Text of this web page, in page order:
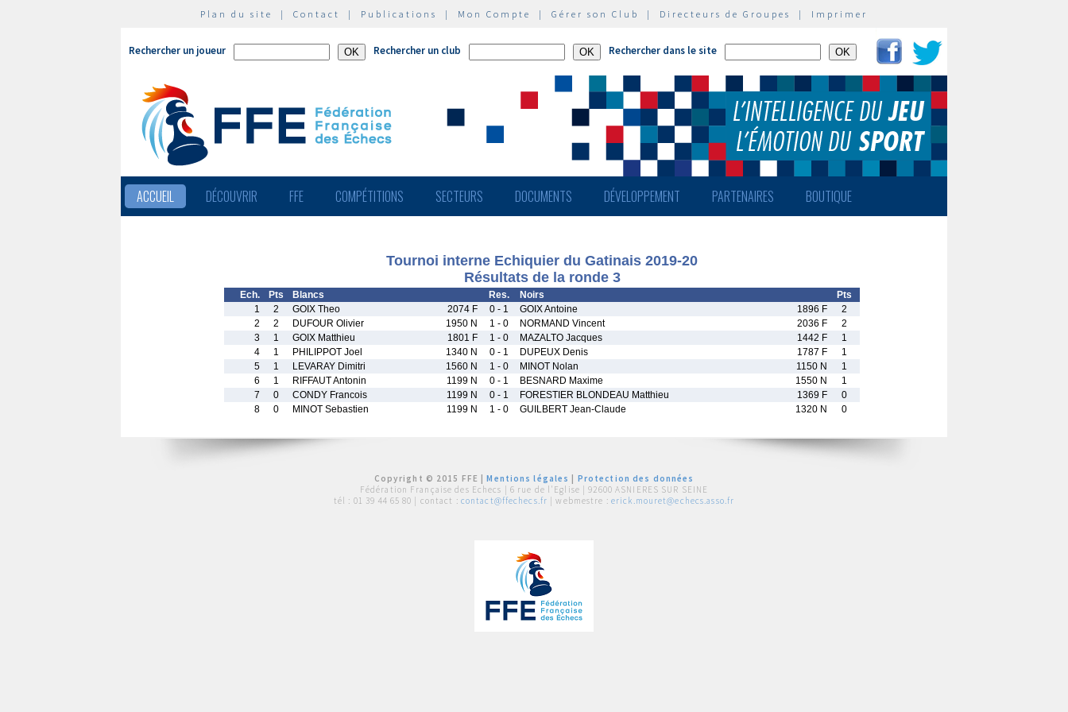
Plan du site | Contact | Publications | Mon Compte | Gérer son Club | Directeurs de Groupes | Imprimer
Rechercher un joueur Rechercher un club Rechercher dans le site
ACCUEIL DÉCOUVRIR FFE COMPÉTITIONS SECTEURS DOCUMENTS DÉVELOPPEMENT PARTENAIRES BOUTIQUE
Tournoi interne Echiquier du Gatinais 2019-20
Résultats de la ronde 3
Ech. Pts Blancs Res. Noirs
Pts
1
2 GOIX Theo 2074 F 0 - 1 GOIX Antoine 1896 F
2
2
2 DUFOUR Olivier 1950 N 1 - 0 NORMAND Vincent 2036 F
2
3
1 GOIX Matthieu 1801 F 1 - 0 MAZALTO Jacques 1442 F
1
4
1 PHILIPPOT Joel 1340 N 0 - 1 DUPEUX Denis 1787 F
1
5
1 LEVARAY Dimitri 1560 N 1 - 0 MINOT Nolan 1150 N
1
6
1 RIFFAUT Antonin 1199 N 0 - 1 BESNARD Maxime 1550 N
1
7
0 CONDY Francois 1199 N 0 - 1 FORESTIER BLONDEAU Matthieu 1369 F
0
8
0 MINOT Sebastien 1199 N 1 - 0 GUILBERT Jean-Claude 1320 N 0
Copyright © 2015 FFE |Mentions légales
Protection des données
Fédération Française des Echecs | 6 rue de l'Eglise | 92600 ASNIERES SUR SEINE
tél : 01 39 44 65 80 | contact : contact@ffechecs.fr | webmestre : erick.mouret@echecs.asso.fr